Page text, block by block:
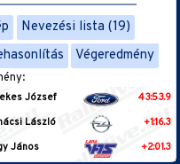
Nevezési lista (19)
Végeredmény
József
43:53.9
László
+1:16.3
János +2:01.3